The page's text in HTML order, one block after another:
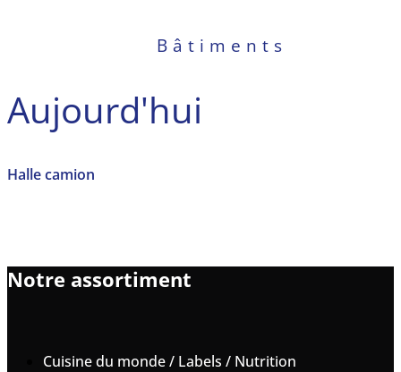
Bâtiments
Aujourd'hui
Halle camion
Notre assortiment
Cuisine du monde / Labels / Nutrition